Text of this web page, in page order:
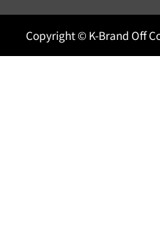
Copyright © K-Brand Off